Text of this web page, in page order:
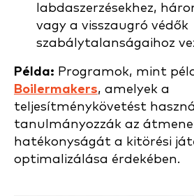
labdaszerzésekhez,
vagy a visszaugró védők
szabálytalanságaihoz
Példa: Programok, mint
Boilermakers, amelyek a
teljesítménykövetést
tanulmányozzák az
hatékonyságát a kitörési
optimalizálása érdekében.